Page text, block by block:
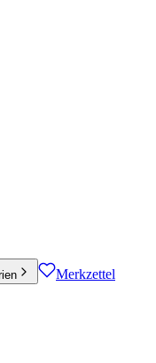
Merkzettel